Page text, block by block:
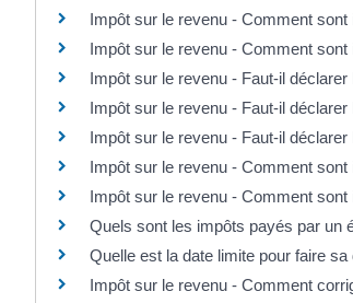
Impôt sur le revenu - Comment
Impôt sur le revenu - Comment
Impôt sur le revenu - Faut-il
Impôt sur le revenu - Faut-il
Impôt sur le revenu - Faut-il
Impôt sur le revenu - Comment
Impôt sur le revenu - Comment
Quels sont les impôts payés par un
Quelle est la date limite pour faire
Impôt sur le revenu - Comment